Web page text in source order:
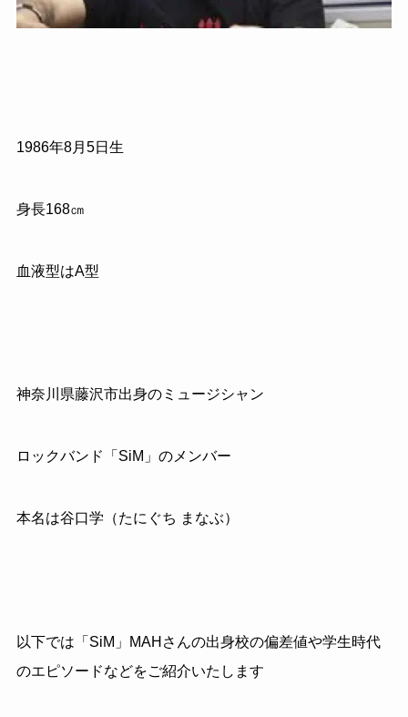
1986年8月5日生
身長168㎝
血液型はA型
神奈川県藤沢市出身のミュージシャン
ロックバンド「SiM」のメンバー
本名は谷口学（たにぐち まなぶ）
以下では「SiM」MAHさんの出身校の偏差値や学生時代
のエピソードなどをご紹介いたします